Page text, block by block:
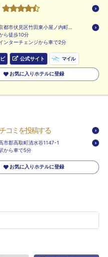
都市伏見区竹田東小屋ノ内町
ら徒歩10分
ンターチェンジから車で2分
公式サイト マイル
お気に入りホテルに登録
コミを投稿する
市郡高取町清水谷1147-1
から車で5分
お気に入りホテルに登録